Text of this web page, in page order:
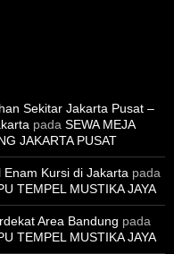
Sekitar Jakarta Pusat –
pada SEWA MEJA
JAKARTA PUSAT
Kursi di Jakarta pada
TEMPEL MUSTIKA JAYA
Area Bandung pada
TEMPEL MUSTIKA JAYA